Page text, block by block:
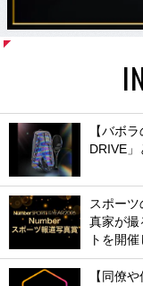
【バボ
DRIVE
スポー
真家が撮
トを開
【同僚